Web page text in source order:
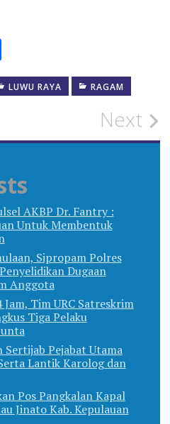
Share
LUWU RAYA RAGAM
Next
AKBP Dr. Fantry :
Untuk Membentuk
Sipropam Polres
Dugaan
Anggota
Tim URC Satreskrim
Tiga Pelaku
Pejabat Utama
Lantik Karolog dan
Pos Pangkalan Kapal
Jinato Kab. Kepulauan